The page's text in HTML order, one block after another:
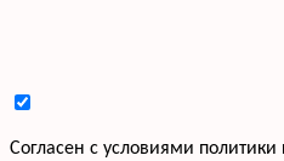
Cогласен с условиями